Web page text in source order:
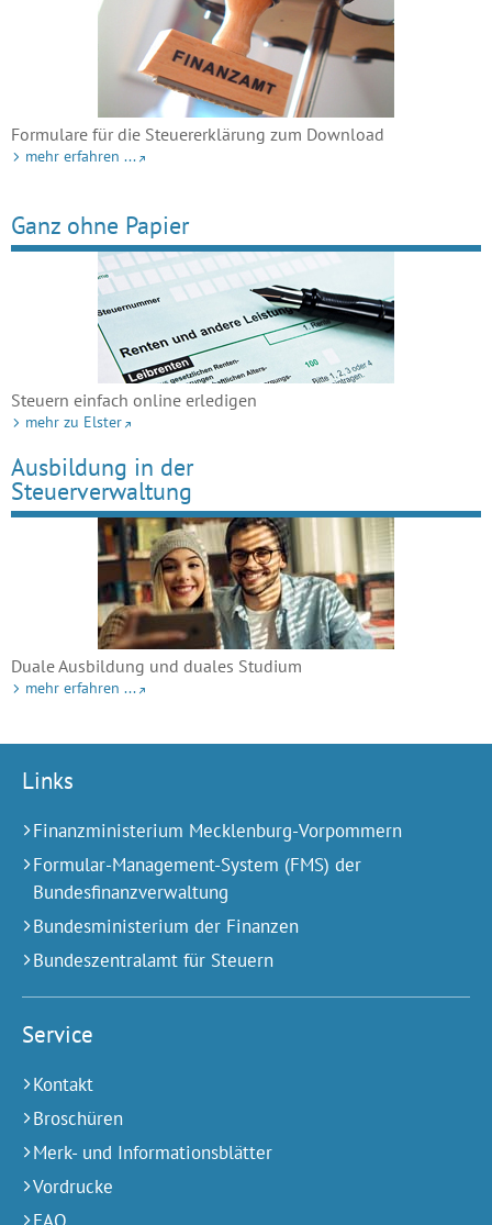
Formulare für die Steuererklärung zum Download
mehr erfahren ...
Ganz ohne Papier
Steuern einfach online erledigen
mehr zu Elster
Ausbildung in der
Steuerverwaltung
Duale Ausbildung und duales Studium
mehr erfahren ...
Links
Finanzministerium Mecklenburg-Vorpommern
Formular-Management-System (FMS) der
Bundesfinanzverwaltung
Bundesministerium der Finanzen
Bundeszentralamt für Steuern
Service
Kontakt
Broschüren
Merk- und Informationsblätter
Vordrucke